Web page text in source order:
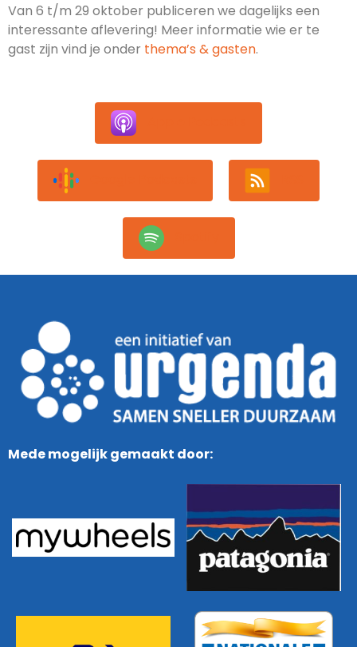
Van 6 t/m 29 oktober publiceren we dagelijks een
interessante aflevering! Meer informatie wie er te
gast zijn vind je onder thema’s & gasten.
Mede mogelijk gemaakt door: